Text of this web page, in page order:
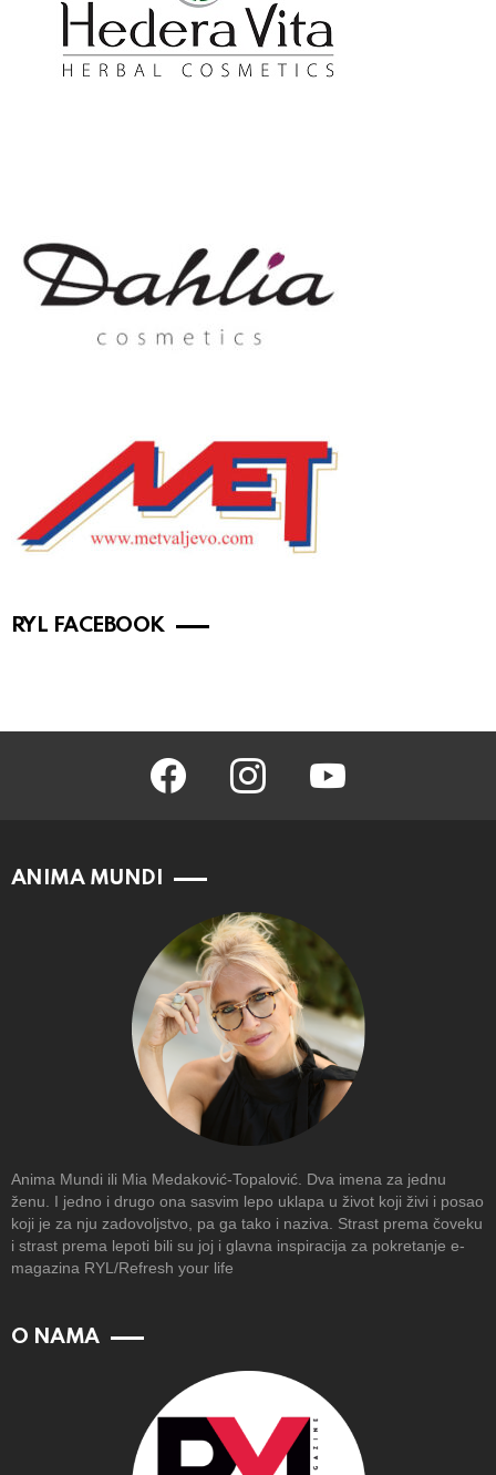
RYL FACEBOOK
facebook instagram
ANIMA MUNDI
Anima Mundi ili Mia Medaković-Topalović. Dva imena za jednu
ženu. I jedno i drugo ona sasvim lepo uklapa u život koji živi i posao
koji je za nju zadovoljstvo, pa ga tako i naziva. Strast prema čoveku
i strast prema lepoti bili su joj i glavna inspiracija za pokretanje e-
magazina RYL/Refresh your life
O NAMA